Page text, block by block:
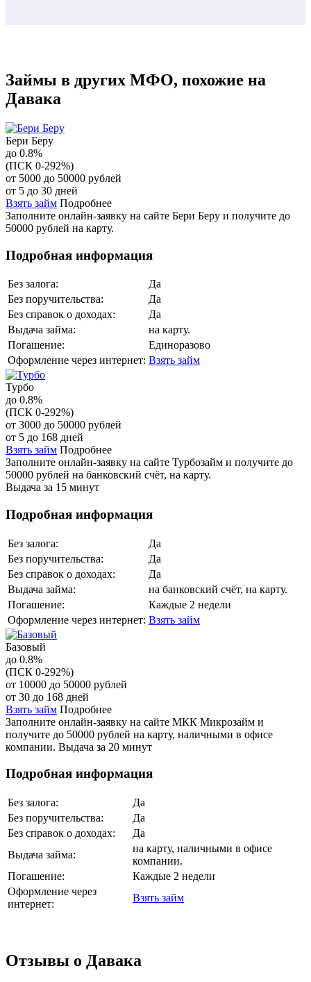
Займы в других МФО, похожие на
Давака
Бери Беру
до 0.8%
(ПСК 0-292%)
от 5000 до 50000 рублей
от 5 до 30 дней
Взять займ Подробнее
Заполните онлайн-заявку на сайте Бери Беру и получите до
50000 рублей на карту.
Подробная информация
Без залога:
Да
Без поручительства:
Да
Без справок о доходах:
Да
Выдача займа:
на карту.
Погашение:
Единоразово
Оформление через интернет: Взять займ
Турбо
до 0.8%
(ПСК 0-292%)
от 3000 до 50000 рублей
от 5 до 168 дней
Взять займ Подробнее
Заполните онлайн-заявку на сайте Турбозайм и получите до
50000 рублей на банковский счёт, на карту.
Выдача за 15 минут
Подробная информация
Без залога:
Да
Без поручительства:
Да
Без справок о доходах:
Да
Выдача займа:
на банковский счёт, на карту.
Погашение:
Каждые 2 недели
Оформление через интернет: Взять займ
Базовый
до 0.8%
(ПСК 0-292%)
от 10000 до 50000 рублей
от 30 до 168 дней
Взять займ Подробнее
Заполните онлайн-заявку на сайте МКК Микрозайм и
получите до 50000 рублей на карту, наличными в офисе
компании. Выдача за 20 минут
Подробная информация
Без залога:
Да
Без поручительства:
Да
Без справок о доходах:
Да
Выдача займа:
на карту, наличными в офисе
компании.
Погашение:
Каждые 2 недели
Оформление через
интернет:
Взять займ
Отзывы о Давака